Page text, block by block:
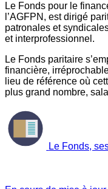
Le Fonds pour le
l’AGFPN, est dirigé
patronales et
et interprofessionnel.
Le Fonds paritaire
financière,
lieu de référence où
plus grand nombre,
Le Fonds,